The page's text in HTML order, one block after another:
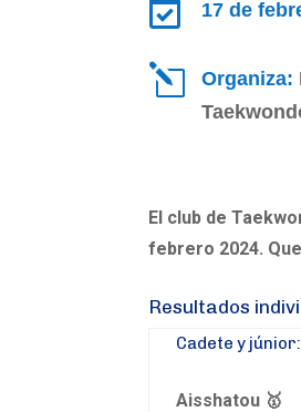
 17 de
l Organiza:
El club de
febrero 2024.
Resultados
Cadete y júnior:
Aisshatou 🥇